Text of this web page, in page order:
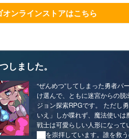
オンラインストアはこちら
しました。
“ぜんめつ”してしまった勇者パ
け選んで、ともに迷宮からの脱
ジョン探索RPGです。 ただし
いえ」しか喋れず、魔法使いは
戦士は可愛らしい人形になって
██を崇拝しています。誰を救